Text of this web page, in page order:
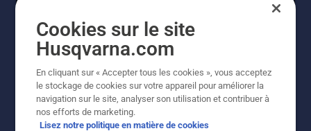
© Husqvarna AB (publ). Tous droits réservés. Les prix
indiqués sont des prix de vente conseillés. Photos non
contractuelles. Tous les prix indiqués sont des prix de
Cookies sur le site
Husqvarna.com
En cliquant sur « Accepter tous les cookies », vous acceptez
le stockage de cookies sur votre appareil pour améliorer la
navigation sur le site, analyser son utilisation et contribuer à
nos efforts de marketing.
Lisez notre politique en matière de cookies